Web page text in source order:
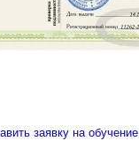
заявку на обучение